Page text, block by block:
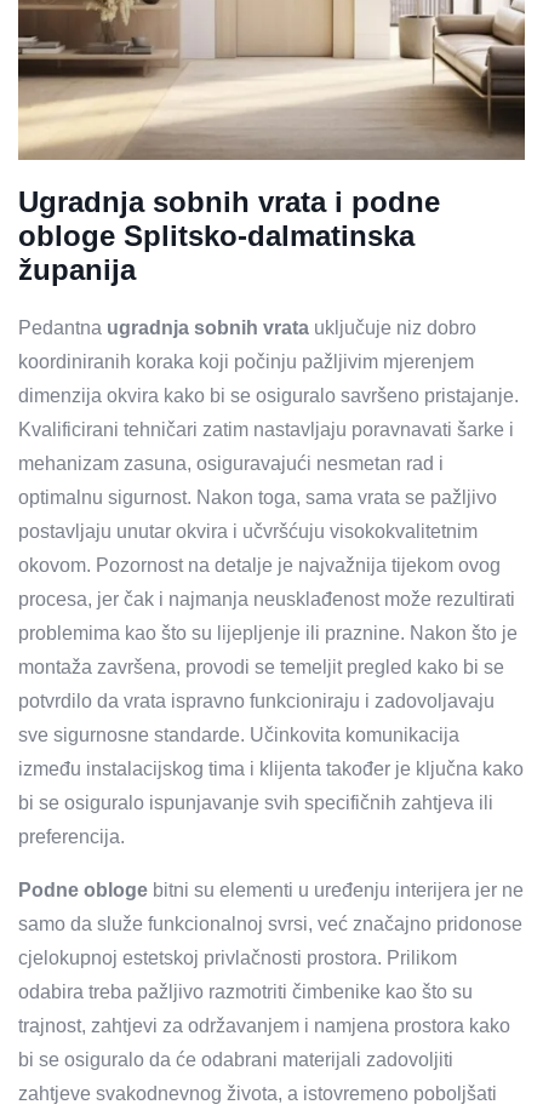
Ugradnja sobnih vrata i podne
obloge Splitsko-dalmatinska
županija
Pedantna ugradnja sobnih vrata uključuje niz dobro
koordiniranih koraka koji počinju pažljivim mjerenjem
dimenzija okvira kako bi se osiguralo savršeno pristajanje.
Kvalificirani tehničari zatim nastavljaju poravnavati šarke i
mehanizam zasuna, osiguravajući nesmetan rad i
optimalnu sigurnost. Nakon toga, sama vrata se pažljivo
postavljaju unutar okvira i učvršćuju visokokvalitetnim
okovom. Pozornost na detalje je najvažnija tijekom ovog
procesa, jer čak i najmanja neusklađenost može rezultirati
problemima kao što su lijepljenje ili praznine. Nakon što je
montaža završena, provodi se temeljit pregled kako bi se
potvrdilo da vrata ispravno funkcioniraju i zadovoljavaju
sve sigurnosne standarde. Učinkovita komunikacija
između instalacijskog tima i klijenta također je ključna kako
bi se osiguralo ispunjavanje svih specifičnih zahtjeva ili
preferencija.
Podne obloge bitni su elementi u uređenju interijera jer ne
samo da služe funkcionalnoj svrsi, već značajno pridonose
cjelokupnoj estetskoj privlačnosti prostora. Prilikom
odabira treba pažljivo razmotriti čimbenike kao što su
trajnost, zahtjevi za održavanjem i namjena prostora kako
bi se osiguralo da će odabrani materijali zadovoljiti
zahtjeve svakodnevnog života, a istovremeno poboljšati